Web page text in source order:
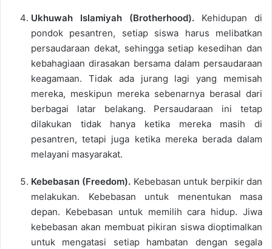
Ukhuwah Islamiyah (Brotherhood). Kehidupan di
pondok pesantren, setiap siswa harus melibatkan
persaudaraan dekat, sehingga setiap kesedihan dan
kebahagiaan dirasakan bersama dalam persaudaraan
keagamaan. Tidak ada jurang lagi yang memisah
mereka, meskipun mereka sebenarnya berasal dari
berbagai latar belakang. Persaudaraan ini tetap
dilakukan tidak hanya ketika mereka masih di
pesantren, tetapi juga ketika mereka berada dalam
melayani masyarakat.
Kebebasan (Freedom). Kebebasan untuk berpikir dan
melakukan. Kebebasan untuk menentukan masa
depan. Kebebasan untuk memilih cara hidup. Jiwa
kebebasan akan membuat pikiran siswa dioptimalkan
untuk mengatasi setiap hambatan dengan segala